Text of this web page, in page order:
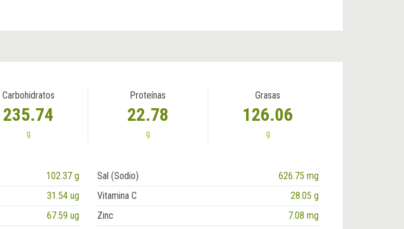
Carbohidratos
235.74
g
Proteínas
22.78
g
Grasas
126.06
g
102.37 g Sal (Sodio)
626.75 mg
31.54 ug Vitamina C
28.05 g
67.59 ug Zinc
7.08 mg